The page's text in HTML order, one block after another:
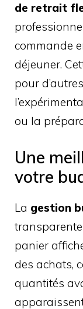
de retrait
commande
déjeuner.
pour
ou la
Une
votre
La gestion
transparente
panier
des achats,
quantités